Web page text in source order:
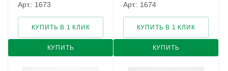
Арт.: 1673
КУПИТЬ
КУПИТЬ В 1 КЛИК
Арт.: 1674
КУПИТЬ
КУПИТЬ В 1 КЛИК